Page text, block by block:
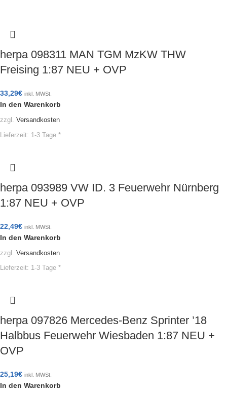
herpa 098311 MAN TGM MzKW THW
Freising 1:87 NEU + OVP
33,29€ inkl. MWSt.
In den Warenkorb
zzgl. Versandkosten
Lieferzeit: 1-3 Tage *
herpa 093989 VW ID. 3 Feuerwehr Nürnberg
1:87 NEU + OVP
22,49€ inkl. MWSt.
In den Warenkorb
zzgl. Versandkosten
Lieferzeit: 1-3 Tage *
herpa 097826 Mercedes-Benz Sprinter ’18
Halbbus Feuerwehr Wiesbaden 1:87 NEU +
OVP
25,19€ inkl. MWSt.
In den Warenkorb